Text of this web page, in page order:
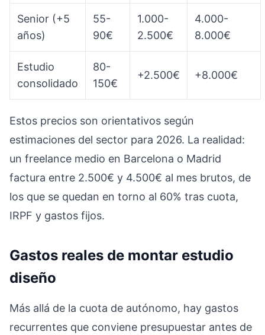
Senior (+5
años)
55-
90€
1.000-
2.500€
4.000-
8.000€
Estudio
consolidado
80-
150€
+2.500€ +8.000€
Estos precios son orientativos según
estimaciones del sector para 2026. La realidad:
un freelance medio en Barcelona o Madrid
factura entre 2.500€ y 4.500€ al mes brutos, de
los que se quedan en torno al 60% tras cuota,
IRPF y gastos fijos.
Gastos reales de montar estudio
diseño
Más allá de la cuota de autónomo, hay gastos
recurrentes que conviene presupuestar antes de